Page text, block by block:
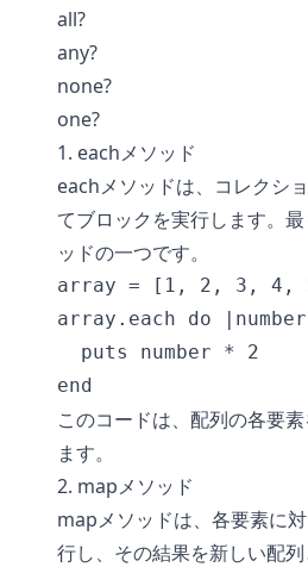
all?
any?
none?
one?
1. eachメソッド
eachメソッドは、コレクシ
てブロックを実行します。
ッドの一つです。
array = [1, 2, 3, 4,
array.each do
  puts number * 2
このコードは、配列の各要
ます。
2. mapメソッド
mapメソッドは、各要素に
行し、その結果を新しい配列